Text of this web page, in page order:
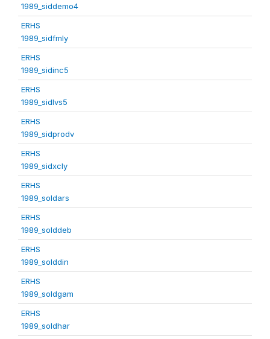
1989_siddemo4
ERHS
1989_sidfmly
ERHS
1989_sidinc5
ERHS
1989_sidlvs5
ERHS
1989_sidprodv
ERHS
1989_sidxcly
ERHS
1989_soldars
ERHS
1989_solddeb
ERHS
1989_solddin
ERHS
1989_soldgam
ERHS
1989_soldhar